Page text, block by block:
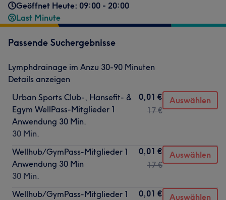
Geöffnet Heute: 09:00 - 20:00
Last Minute
Passende Suchergebnisse
Lymphdrainage im Anzu 30-90 Minuten
Details anzeigen
Urban Sports Club-, Hansefit- &
Egym WellPass-Mitglieder 1
Anwendung 30 Min.
30 Min.
0,01 €
17 €
Auswählen
Wellhub/GymPass-Mitglieder 1
Anwendung 30 Min
30 Min.
0,01 €
17 €
Auswählen
Wellhub/GymPass-Mitglieder 1
0,01 €
Auswählen